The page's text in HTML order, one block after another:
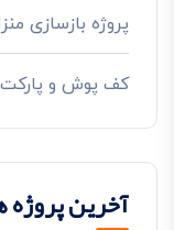
پروژه بازسازی
کف پوش و پارکت
آخرین پروژه